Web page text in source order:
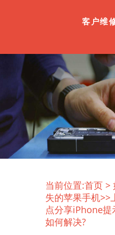
客户维
当前位置:首页 >
失的苹果手机>>
点分享iPhone提
如何解决?